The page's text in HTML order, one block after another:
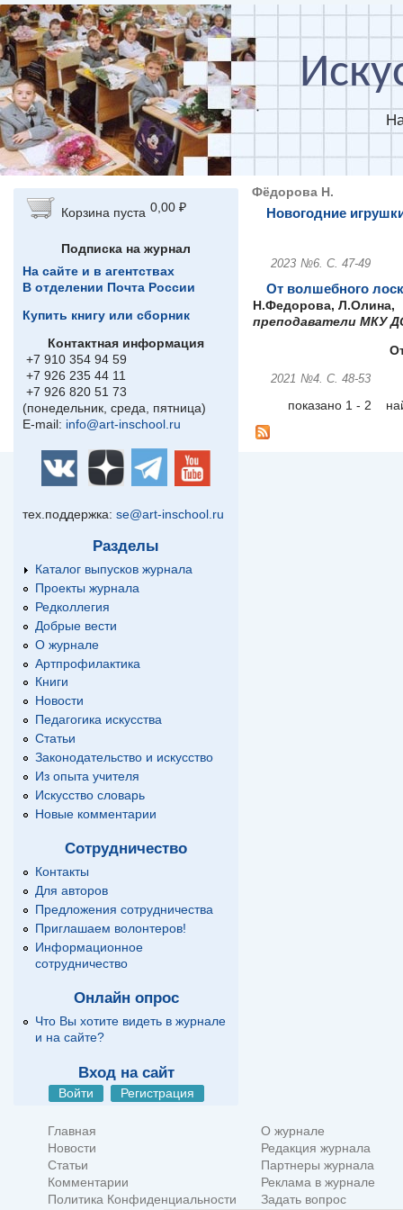
Перейти к основному содержанию
Корзина пуста 0,00 ₽
Подписка на журнал
На сайте и в агентствах
В отделении Почта России
Купить книгу или сборник
Контактная информация
+7 910 354 94 59
+7 926 235 44 11
+7 926 820 51 73
(понедельник, среда, пятница)
E-mail: info@art-inschool.ru
тех.поддержка: se@art-inschool.ru
Разделы
Каталог выпусков журнала
Проекты журнала
Редколлегия
Добрые вести
О журнале
Артпрофилактика
Книги
Новости
Педагогика искусства
Статьи
Законодательство и искусство
Из опыта учителя
Искусство словарь
Новые комментарии
Сотрудничество
Контакты
Для авторов
Предложения сотрудничества
Приглашаем волонтеров!
Информационное
сотрудничество
Онлайн опрос
Что Вы хотите видеть в журнале
и на сайте?
Вход на сайт
Войти Регистрация
Фёдорова Н.
Новогодние
2023 №6. С. 47-49
От волшебного
Н.Федорова, Л.Олина,
преподаватели МКУ
2021 №4. С. 48-53
показано 1 - 2
Главная
О журнале
Новости
Редакция журнала
Статьи
Партнеры журнала
Комментарии
Реклама в журнале
Политика Конфиденциальности
Задать вопрос